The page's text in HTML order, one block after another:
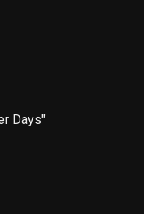
Days"